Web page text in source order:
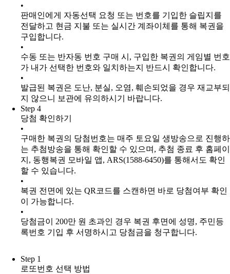
•
판매인에게 자동선택 요청 또는 번호를 기입한 슬립지를
전달하고 현금 지불 또는 실시간 계좌이체를 통해 복권을
구입합니다.
•
수동 또는 반자동 번호 구매 시, 구입한 복권의 게임별 번호
가 내가 선택한 번호와 일치하는지 반드시 확인합니다.
•
발급된 복권은 도난, 분실, 오염, 훼손되었을 경우 재교부되
지 않으니 보관에 유의하시기 바랍니다.
Step 4
당첨 확인하기
•
구매한 복권의 당첨번호는 매주 토요일 생방송으로 진행하
는 추첨방송을 통해 확인할 수 있으며, 추첨 종료 후 홈페이
지, 동행복권 모바일 앱, ARS(1588-6450)를 통해서도 확인
할 수 있습니다.
•
복권 전면에 있는 QR코드를 스캔하면 바로 당첨여부 확인
이 가능합니다.
•
당첨금이 200만 원 초과인 경우 복권 후면에 성명, 주민등
록번호 기입 후 서명하시고 당첨금을 청구합니다.
Step 1
로또번호 선택 방법